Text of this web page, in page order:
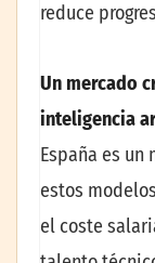
reduce
Un mercado
inteligencia
España es
estos
el coste